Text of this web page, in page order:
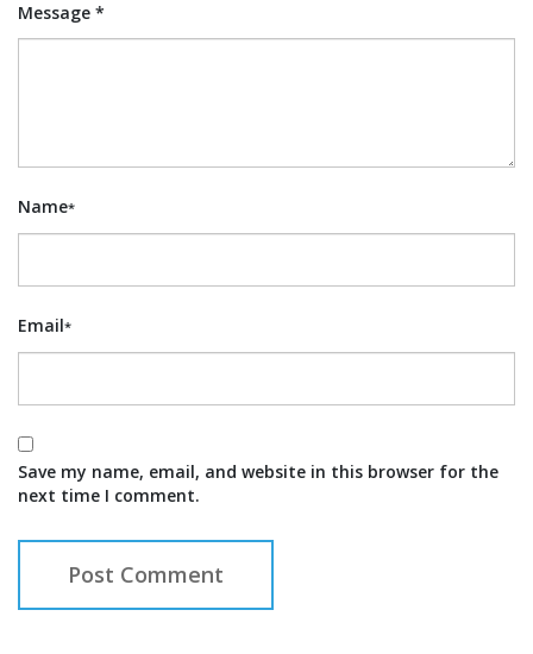
Message *
Name*
Email*
Save my name, email, and website in this browser for the
next time I comment.